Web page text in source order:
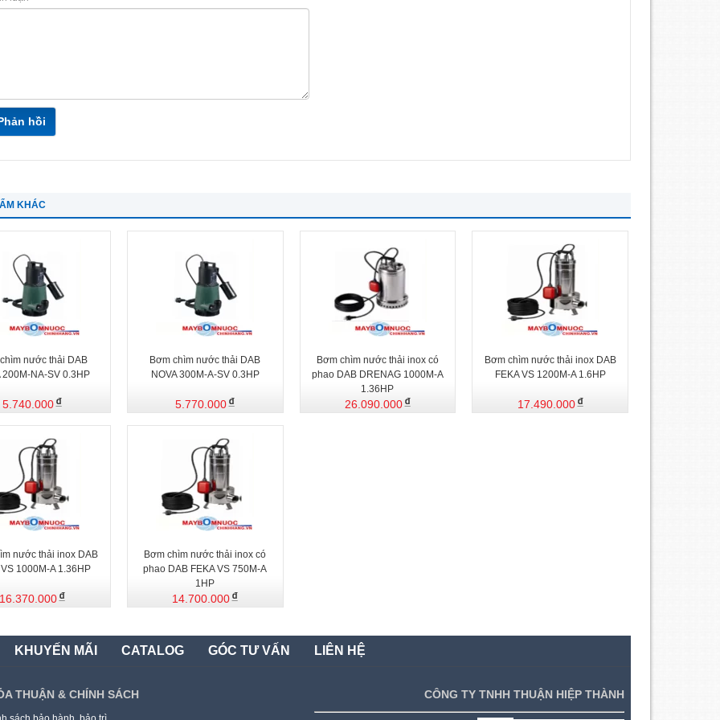
hồi
KHÁC
nước thải DAB
200M-NA-SV 0.3HP
5.740.000
Bơm chìm nước thải DAB
NOVA 300M-A-SV 0.3HP
5.770.000
Bơm chìm nước thải inox có
phao DAB DRENAG 1000M-A
1.36HP
26.090.000
Bơm chìm nước thải inox DAB
FEKA VS 1200M-A 1.6HP
17.490.000
nước thải inox DAB
1000M-A 1.36HP
16.370.000
Bơm chìm nước thải inox có
phao DAB FEKA VS 750M-A
1HP
14.700.000
KHUYẾN MÃI CATALOG GÓC TƯ VẤN LIÊN HỆ
THUẬN & CHÍNH SÁCH CÔNG TY TNHH THUẬN HIỆP THÀNH